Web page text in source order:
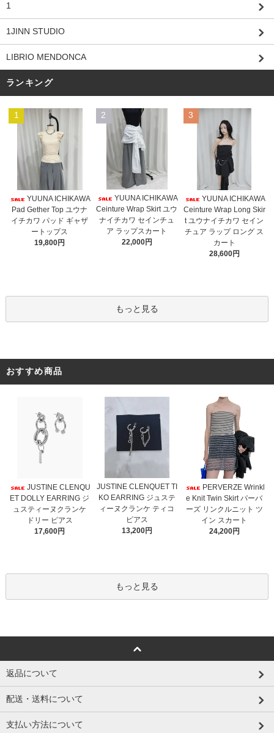
1
1JINN STUDIO
LIBRIO MENDONCA
ランキング
1
YUUNA ICHIKAWA
Pad Gether Top ユウナ
イチカワ パッド ギャザ
ートップス
19,800円
2
YUUNA ICHIKAWA
Ceinture Wrap Skirt ユウ
ナイチカワ セインチュ
ア ラップスカート
22,000円
3
YUUNA ICHIKAWA
Ceinture Wrap Long Skir
t ユウナイチカワ セイン
チュア ラップ ロング ス
カート
28,600円
もっと見る
おすすめ商品
JUSTINE CLENQU
ET DOLLY EARRING ジ
ュスティーヌクランケ
ドリー ピアス
17,600円
JUSTINE CLENQUET TI
KO EARRING ジュステ
ィーヌクランケ ティコ
ピアス
13,200円
PERVERZE Wrinkl
e Knit Twin Skirt パーバ
ーズ リンクルニット ツ
イン スカート
24,200円
もっと見る
返品について
配送・送料について
支払い方法について